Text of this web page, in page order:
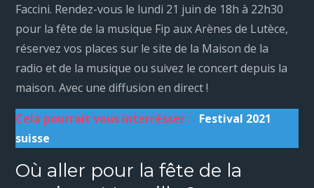
Faccini. Rendez-vous le lundi 21 juin de 18h à 22h30
pour la fête de la musique Fip aux Arènes de Lutèce,
réservez vos places sur le site de la Maison de la
radio et de la musique ou suivez le concert depuis la
maison. Avec une diffusion en direct !
Cela pourrait vous interrésser : Festival 2021
suisse
Où aller pour la fête de la